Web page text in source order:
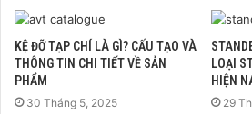
KỆ ĐỠ TẠP CHÍ LÀ GÌ? CẤU TẠO VÀ
THÔNG TIN CHI TIẾT VỀ SẢN
PHẨM
30 Tháng 5, 2025
LOẠI
HIỆN
29